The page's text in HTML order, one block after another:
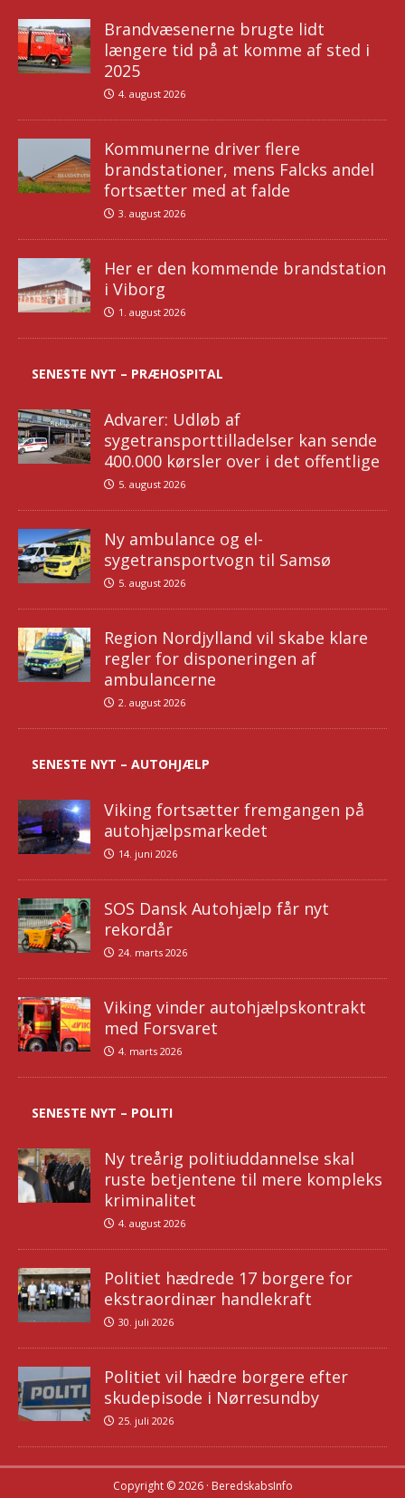
Brandvæsenerne brugte lidt
længere tid på at komme af sted i
2025
4. august 2026
Kommunerne driver flere
brandstationer, mens Falcks andel
fortsætter med at falde
3. august 2026
Her er den kommende brandstation
i Viborg
1. august 2026
SENESTE NYT – PRÆHOSPITAL
Advarer: Udløb af
sygetransporttilladelser kan sende
400.000 kørsler over i det offentlige
5. august 2026
Ny ambulance og el-
sygetransportvogn til Samsø
5. august 2026
Region Nordjylland vil skabe klare
regler for disponeringen af
ambulancerne
2. august 2026
SENESTE NYT – AUTOHJÆLP
Viking fortsætter fremgangen på
autohjælpsmarkedet
14. juni 2026
SOS Dansk Autohjælp får nyt
rekordår
24. marts 2026
Viking vinder autohjælpskontrakt
med Forsvaret
4. marts 2026
SENESTE NYT – POLITI
Ny treårig politiuddannelse skal
ruste betjentene til mere kompleks
kriminalitet
4. august 2026
Politiet hædrede 17 borgere for
ekstraordinær handlekraft
30. juli 2026
Politiet vil hædre borgere efter
skudepisode i Nørresundby
25. juli 2026
Copyright © 2026 · BeredskabsInfo